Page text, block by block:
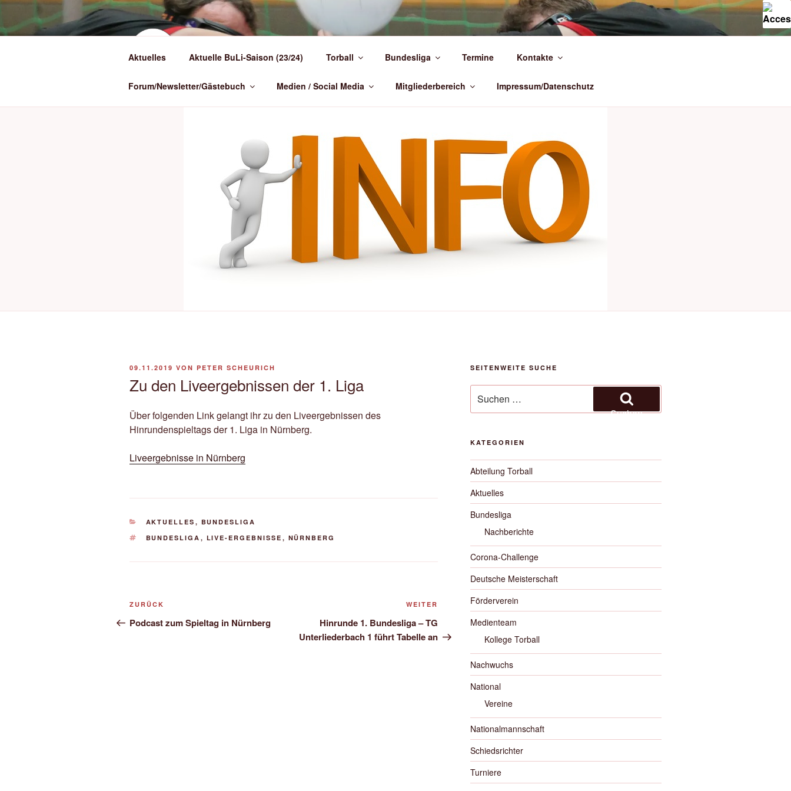
Zum
springen
(BLINDEN-)TORBALL
Torballsport in Deutschland
Aktuelles Aktuelle BuLi-Saison (23/24) Torball Bundesliga Termine Kontakte
Forum/Newsletter/Gästebuch Medien / Social Media Mitgliederbereich Impressum/Datenschutz
VERÖFFENTLICHT
09.11.2019 VON PETER SCHEURICH
Zu den Liveergebnissen der 1. Liga
Über folgenden Link gelangt ihr zu den Liveergebnissen des
Hinrundenspieltags der 1. Liga in Nürnberg.
Liveergebnisse in Nürnberg
KATEGORIEN
AKTUELLES , BUNDESLIGA
SCHLAGWÖRTER
BUNDESLIGA , LIVE-ERGEBNISSE , NÜRNBERG
Beitragsnavigation
Vorheriger
Beitrag
ZURÜCK
Podcast zum Spieltag in Nürnberg
Nächster
WEITER
Hinrunde 1. Bundesliga – TG
Unterliederbach 1 führt Tabelle an
SEITENWEITE SUCHE
nach:
Suchen
KATEGORIEN
Abteilung Torball
Aktuelles
Bundesliga
Nachberichte
Corona-Challenge
Deutsche Meisterschaft
Förderverein
Medienteam
Kollege Torball
Nachwuchs
National
Vereine
Nationalmannschaft
Schiedsrichter
Turniere